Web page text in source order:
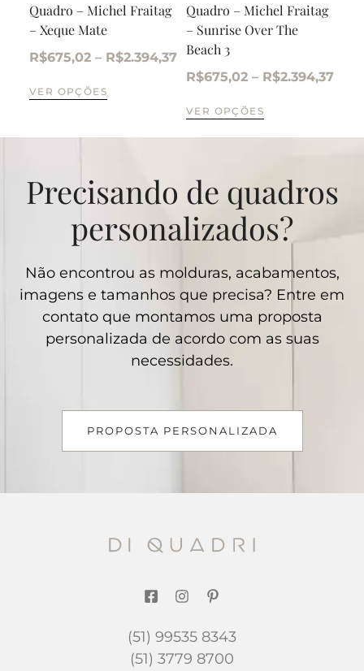
Quadro – Michel Fraitag
– Xeque Mate
R$675,02 – R$2.394,37
VER OPÇÕES
Quadro – Michel Fraitag
– Sunrise Over The
Beach 3
R$675,02 – R$2.394,37
VER OPÇÕES
Precisando de quadros
personalizados?
Não encontrou as molduras, acabamentos,
imagens e tamanhos que precisa? Entre em
contato que montamos uma proposta
personalizada de acordo com as suas
necessidades.
PROPOSTA PERSONALIZADA
(51) 99535 8343
(51) 3779 8700